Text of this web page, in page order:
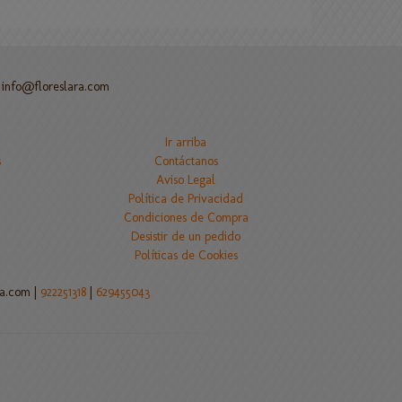
info@floreslara.com
Ir arriba
Contáctanos
Aviso Legal
Política de Privacidad
Condiciones de Compra
Desistir de un pedido
Políticas de Cookies
| 922251318| 629455043